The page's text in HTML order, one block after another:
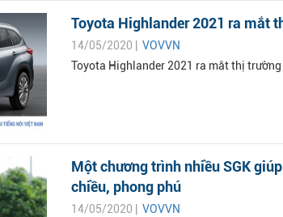
Toyota Highlander 2021 ra mắt
14/05/2020 | VOVVN
Toyota Highlander 2021 ra mắt thị trường
Một chương trình nhiều SGK
chiều, phong phú
14/05/2020 | VOVVN